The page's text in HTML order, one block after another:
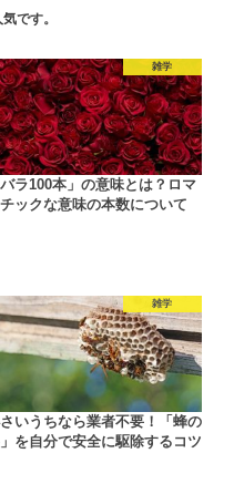
です。
雑学
バラ100本」の意味とは？ロマ
ックな意味の本数について
雑学
いうちなら業者不要！「蜂の
を自分で安全に駆除するコツ